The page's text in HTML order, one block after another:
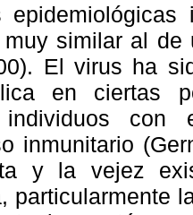
similar al de
El virus ha
en ciertas
individuos con
inmunitario
y la vejez
particularmente